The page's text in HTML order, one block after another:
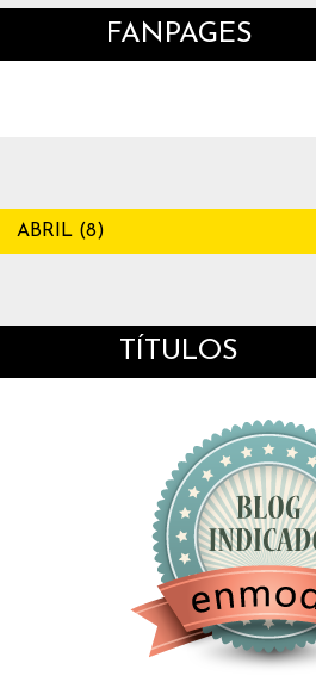
FANPAGES
TÍTULOS